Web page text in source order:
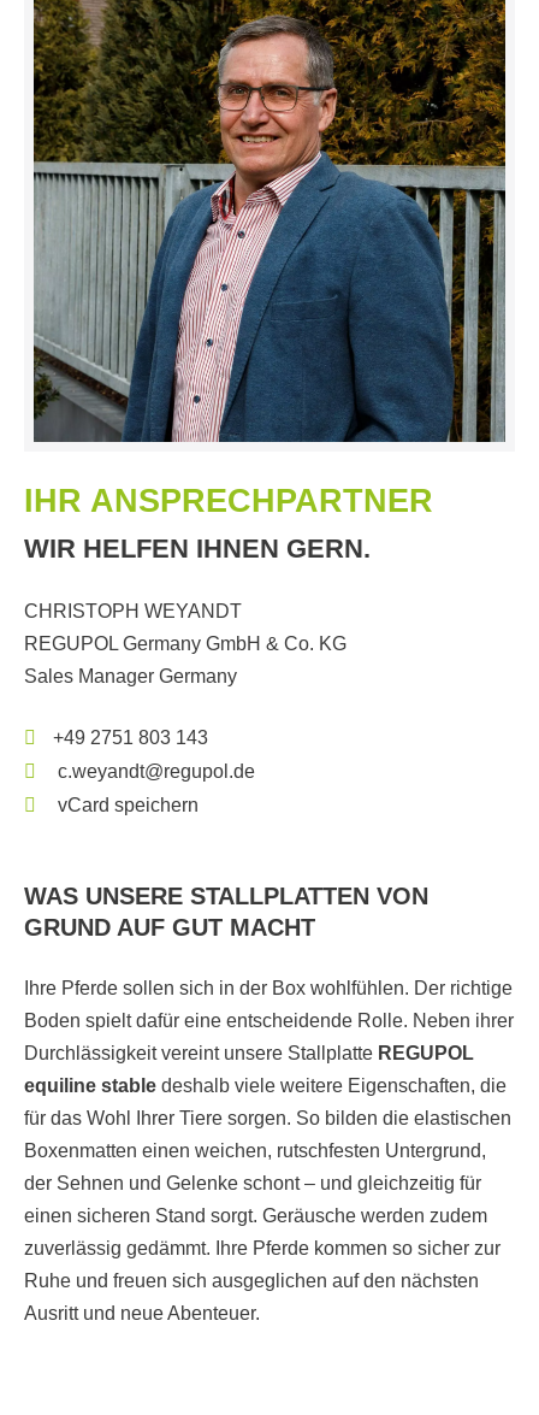
IHR ANSPRECHPARTNER
WIR HELFEN IHNEN GERN.
CHRISTOPH WEYANDT
REGUPOL Germany GmbH & Co. KG
Sales Manager Germany
+49 2751 803 143
c.weyandt@regupol.de
vCard speichern
WAS UNSERE STALLPLATTEN VON
GRUND AUF GUT MACHT
Ihre Pferde sollen sich in der Box wohlfühlen. Der richtige
Boden spielt dafür eine entscheidende Rolle. Neben ihrer
Durchlässigkeit vereint unsere Stallplatte REGUPOL
equiline stable deshalb viele weitere Eigenschaften, die
für das Wohl Ihrer Tiere sorgen. So bilden die elastischen
Boxenmatten einen weichen, rutschfesten Untergrund,
der Sehnen und Gelenke schont – und gleichzeitig für
einen sicheren Stand sorgt. Geräusche werden zudem
zuverlässig gedämmt. Ihre Pferde kommen so sicher zur
Ruhe und freuen sich ausgeglichen auf den nächsten
Ausritt und neue Abenteuer.